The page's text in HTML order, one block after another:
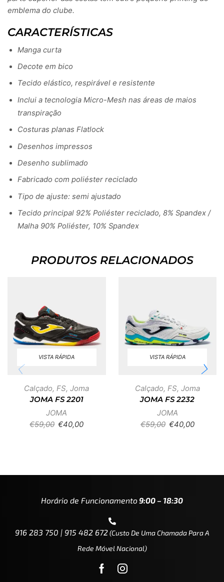
emblema do clube.
CARACTERÍSTICAS
Manga curta
Decote em bico
Tecido elástico, respirável e resistente
Inclui a tecnologia Micro-Mesh nas áreas de maios
transpiração
Costuras planas Flatlock
Desenhos impressos
Desenho sublimado
Fabricado com poliéster reciclado
Tipo de ajuste: semi ajustado
Tecido principal 92% Poliéster reciclado, 8% Spandex /
Malha 90% Poliéster, 10% Spandex
PRODUTOS RELACIONADOS
VISTA RÁPIDA
Calçado,FS,Joma
JOMA FS 2201
JOMA
€59,00 €40,00
VISTA RÁPIDA
Calçado, FS, Joma
JOMA FS 2232
JOMA
€59,00 €40,00
Horário de Funcionamento9:00 – 18:30
916 283 750 | 915 482 672(custo De Uma Chamada Para A
Rede Móvel Nacional)